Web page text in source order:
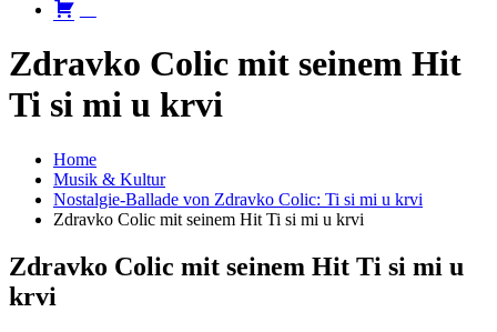
Zdravko Colic mit seinem Hit
Ti si mi u krvi
Home
Musik & Kultur
Nostalgie-Ballade von Zdravko Colic: Ti si mi u krvi
Zdravko Colic mit seinem Hit Ti si mi u krvi
Zdravko Colic mit seinem Hit Ti si mi u
krvi